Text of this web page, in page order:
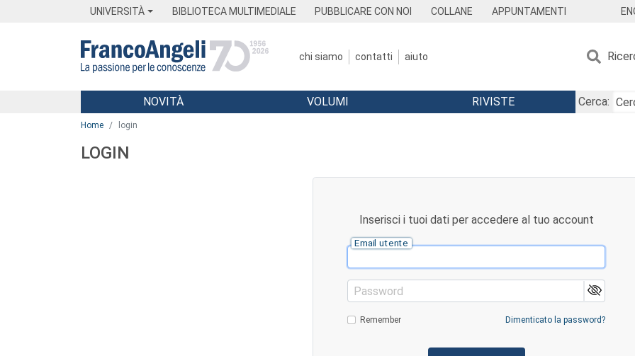
UNIVERSITÀ BIBLIOTECA MULTIMEDIALE PUBBLICARE CON NOI COLLANE APPUNTAMENTI
chi siamo contatti aiuto
Menu
NOVITÀ VOLUMI RIVISTE
Cerca:
Home login
LOGIN
Inserisci i tuoi dati per accedere al tuo account
Email utente
Password
Remember Dimenticato la password?